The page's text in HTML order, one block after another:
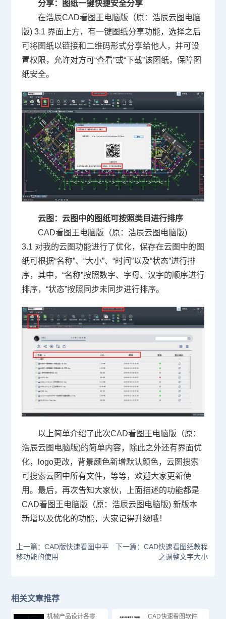
分享：图纸一键快捷安全分享
在浩辰CAD看图王电脑版（原：浩辰云图电脑
版) 3.1 界面上方，有一键图纸分享功能，选择之后
可将图纸以链接和二维码形式分享给他人，并可设
置权限，允许对方可“查看”或“下载”该图纸，保障图
纸安全。
云图：云图中的图纸可按照类目进行排序
CAD看图王电脑版（原：浩辰云图电脑版)
3.1 对我的云图功能进行了优化，保存在云图中的图
纸可根据“名称”、“大小”、“时间”以及“状态”进行排
序，其中，“名称”按照数字、字母、汉字的顺序进行
排序，“状态”按照同步未同步进行排序。
以上简单介绍了此次CAD看图王电脑版（原：
浩辰云图电脑版)的简单内容，除此之外还有界面优
化，
logo更改，背景颜色新增默认颜色，云图搜索
可搜索云图中所有文件，等等，欢迎大家更新使
用。最后，再次告知大家伙，上面描述的功能都是
CAD看图王电脑版（原：浩辰云图电脑版) 新版本
新增以及优化的功能，大家记得升级哦！
上一篇：CAD版快速看图中平
移功能的使用
下一篇：CAD快速看图纸教程
之调整文字大小
相关文章推荐
机械产品设计各零
CAD快速看图软件